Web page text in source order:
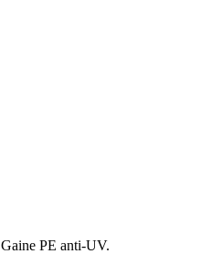
Gaine PE anti-UV.